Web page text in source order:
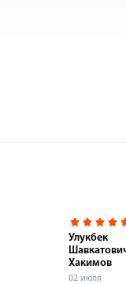
Улукбек
Хакимов
02 июля